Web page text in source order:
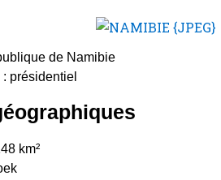
de Namibie
présidentiel
km²